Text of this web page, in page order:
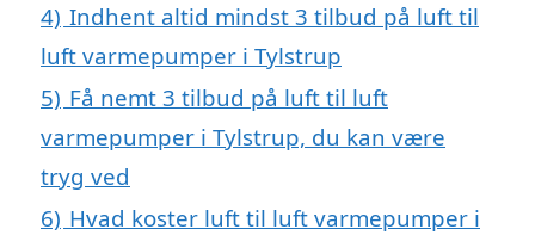
4) Indhent altid mindst 3 tilbud på luft til
luft varmepumper i Tylstrup
5) Få nemt 3 tilbud på luft til luft
varmepumper i Tylstrup, du kan være
tryg ved
6) Hvad koster luft til luft varmepumper i